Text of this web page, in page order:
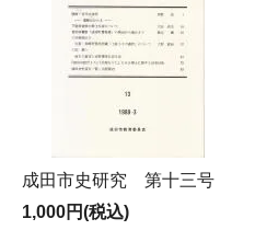
成田市史研究 第十三号
1,000円(税込)